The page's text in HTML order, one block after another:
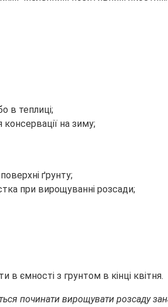
в теплиці;
на зиму;
ґрунту;
при вирощуванні розсади;
в ємності з грунтом в кінці квітня.
починати вирощувати розсаду